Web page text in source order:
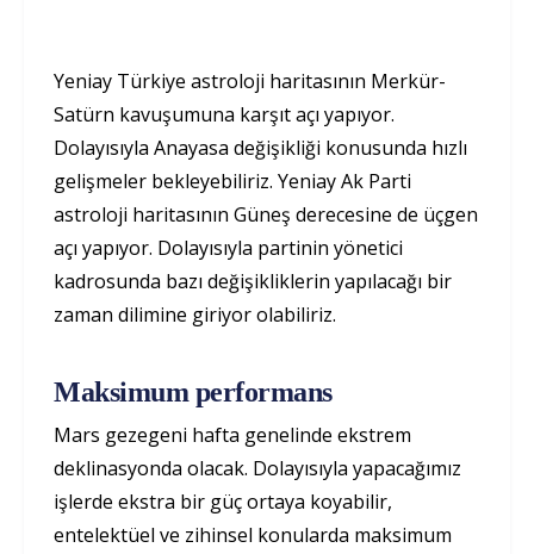
Yeniay Türkiye astroloji haritasının Merkür-
Satürn kavuşumuna karşıt açı yapıyor.
Dolayısıyla Anayasa değişikliği konusunda hızlı
gelişmeler bekleyebiliriz. Yeniay Ak Parti
astroloji haritasının Güneş derecesine de üçgen
açı yapıyor. Dolayısıyla partinin yönetici
kadrosunda bazı değişikliklerin yapılacağı bir
zaman dilimine giriyor olabiliriz.
Maksimum performans
Mars gezegeni hafta genelinde ekstrem
deklinasyonda olacak. Dolayısıyla yapacağımız
işlerde ekstra bir güç ortaya koyabilir,
entelektüel ve zihinsel konularda maksimum